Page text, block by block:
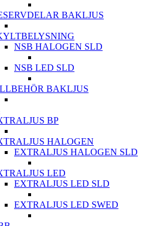
BAKLJUS
NSB HALOGEN SLD
NSB LED SLD
BAKLJUS
BP
HALOGEN
EXTRALJUS HALOGEN SLD
LED
EXTRALJUS LED SLD
EXTRALJUS LED SWED